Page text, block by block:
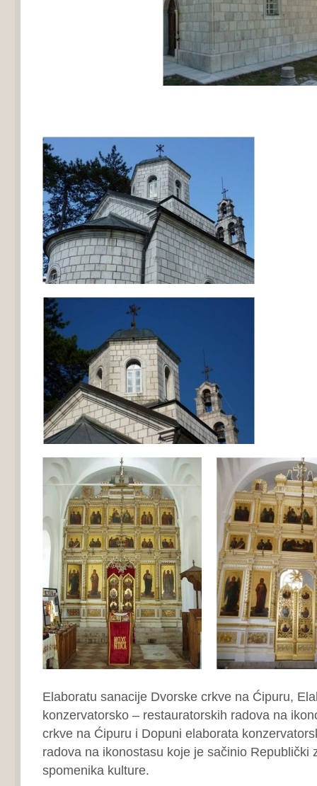
Elaboratu sanacije Dvorske crkve na Ćipuru,
konzervatorsko – restauratorskih radova na
crkve na Ćipuru i Dopuni elaborata
radova na ikonostasu koje je sačinio Republički
spomenika kulture.